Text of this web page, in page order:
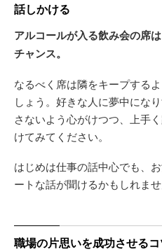
話しかける
アルコールが入る飲み会の席
チャンス。
なるべく席は隣をキープする
しょう。好きな人に夢中にな
さないよう心がけつつ、上手
けてみてください。
はじめは仕事の話中心でも、
ートな話が聞けるかもしれませ
職場の片思いを成功させる